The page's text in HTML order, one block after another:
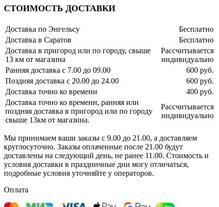
СТОИМОСТЬ ДОСТАВКИ
Доставка по Энгельсу
Бесплатно
Доставка в Саратов
Бесплатно
Доставка в пригород или по городу, свыше
13 км от магазина
Рассчитывается
индивидуально
Ранняя доставка с 7.00 до 09.00
600 руб.
Поздняя доставка с 20.00 до 24.00
600 руб.
Доставка точно ко времени
400 руб.
Доставка точно ко времени, ранняя или
поздняя доставка в пригород или по городу
свыше 13км от магазина.
Рассчитывается
индивидуально
Мы принимаем ваши заказы с 9.00 до 21.00, а доставляем
круглосуточно. Заказы оплаченные после 21.00 будут
доставлены на следующий день, не ранее 11.00. Стоимость и
условия доставки в праздничные дни могу отличаться,
подробные условия уточняйте у операторов.
Оплата